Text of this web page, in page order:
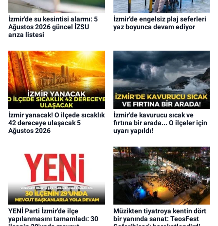
İzmir'de su kesintisi alarmı: 5
Ağustos 2026 güncel İZSU
arıza listesi
İzmir’de engelsiz plaj seferleri
yaz boyunca devam ediyor
İzmir yanacak! O ilçede sıcaklık
42 dereceye ulaşacak 5
Ağustos 2026
İzmir'de kavurucu sıcak ve
fırtına bir arada... O ilçeler için
uyarı yapıldı!
YENİ Parti İzmir'de ilçe
yapılanmasını tamamladı: 30
Müzikten tiyatroya kentin dört
bir yanında sanat: TeosFest